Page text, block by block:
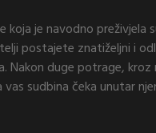
koja je navodno
postajete znatiželjni i
Nakon duge potrage, kroz
sudbina čeka unutar